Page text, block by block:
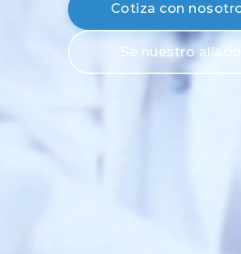
Cotiza con
Sé nuestro aliado